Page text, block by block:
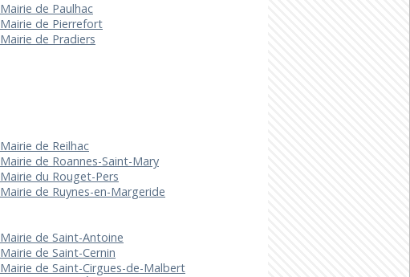
Mairie de Paulhac
Mairie de Pierrefort
Mairie de Pradiers
Mairie de Reilhac
Mairie de Roannes-Saint-Mary
Mairie du Rouget-Pers
Mairie de Ruynes-en-Margeride
Mairie de Saint-Antoine
Mairie de Saint-Cernin
Mairie de Saint-Cirgues-de-Malbert